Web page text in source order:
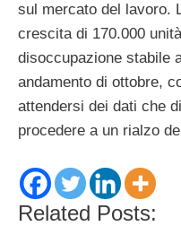
sul mercato del lavoro.
crescita di 170.000
disoccupazione stabile
andamento di ottobre,
attendersi dei dati che
procedere a un rialzo
Related Posts: